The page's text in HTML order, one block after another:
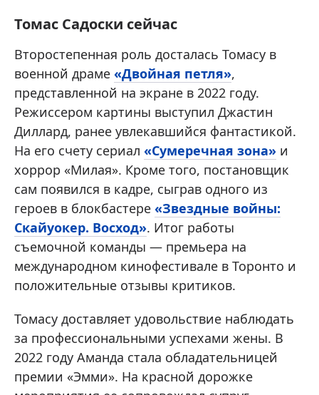
Томас Садоски сейчас
Второстепенная роль досталась Томасу в
военной драме «Двойная петля»,
представленной на экране в 2022 году.
Режиссером картины выступил Джастин
Диллард, ранее увлекавшийся фантастикой.
На его счету сериал «Сумеречная зона» и
хоррор «Милая». Кроме того, постановщик
сам появился в кадре, сыграв одного из
героев в блокбастере «Звездные войны:
Скайуокер. Восход». Итог работы
съемочной команды — премьера на
международном кинофестивале в Торонто и
положительные отзывы критиков.
Томасу доставляет удовольствие наблюдать
за профессиональными успехами жены. В
2022 году Аманда стала обладательницей
премии «Эмми». На красной дорожке